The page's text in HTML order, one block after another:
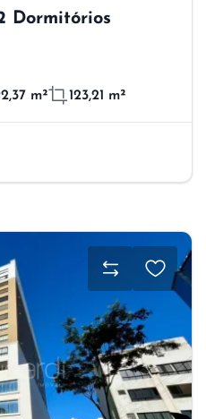
Dormitórios
m² 123,21 m²